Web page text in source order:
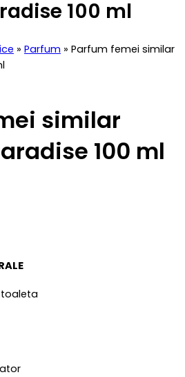
100 ml
» Parfum » Parfum femei similar
similar
100 ml